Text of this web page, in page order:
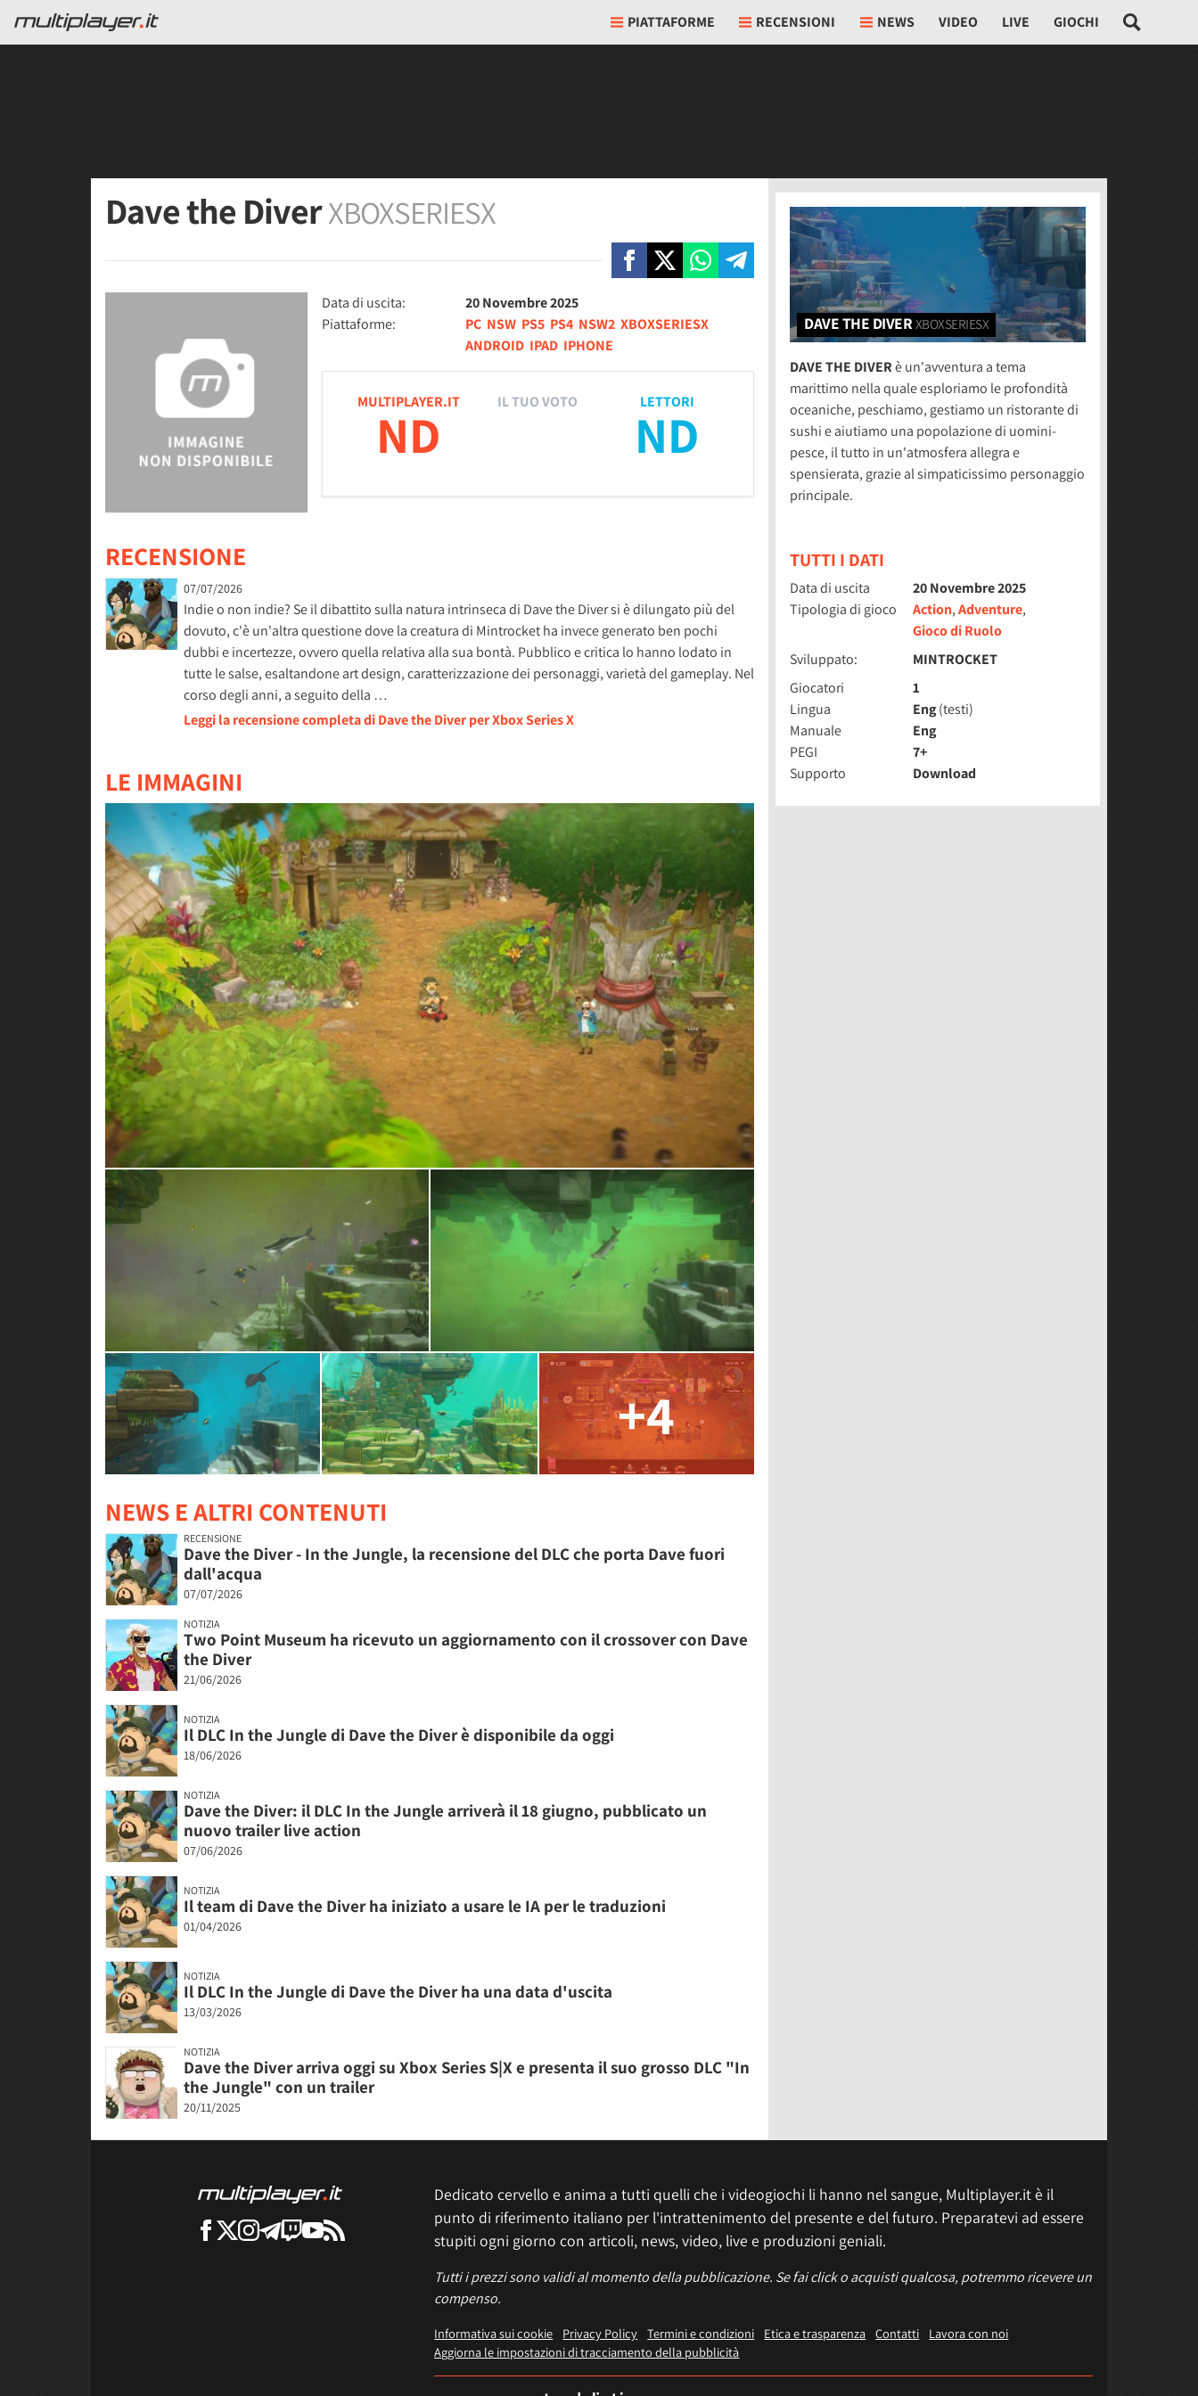
PIATTAFORME RECENSIONI NEWS VIDEO LIVE GIOCHI
Dave the DiverXBOXSERIESX
Data di uscita:
20 Novembre 2025
Piattaforme:
PC NSW PS5 PS4 NSW2 XBOXSERIESX
ANDROID IPAD IPHONE
MULTIPLAYER.IT
ND
LETTORI
ND
IL TUO VOTO
RECENSIONE
07/07/2026
Indie o non indie? Se il dibattito sulla natura intrinseca di Dave the Diver si è dilungato più del
dovuto, c'è un'altra questione dove la creatura di Mintrocket ha invece generato ben pochi
dubbi e incertezze, ovvero quella relativa alla sua bontà. Pubblico e critica lo hanno lodato in
tutte le salse, esaltandone art design, caratterizzazione dei personaggi, varietà del gameplay. Nel
corso degli anni, a seguito della …
Leggi la recensione completa di Dave the Diver per Xbox Series X
LE IMMAGINI
+4
NEWS E ALTRI CONTENUTI
RECENSIONE
Dave the Diver - In the Jungle, la recensione del DLC che porta Dave fuori
dall'acqua
07/07/2026
NOTIZIA
Two Point Museum ha ricevuto un aggiornamento con il crossover con Dave
the Diver
21/06/2026
NOTIZIA
Il DLC In the Jungle di Dave the Diver è disponibile da oggi
18/06/2026
NOTIZIA
Dave the Diver: il DLC In the Jungle arriverà il 18 giugno, pubblicato un
nuovo trailer live action
07/06/2026
NOTIZIA
Il team di Dave the Diver ha iniziato a usare le IA per le traduzioni
01/04/2026
NOTIZIA
Il DLC In the Jungle di Dave the Diver ha una data d'uscita
13/03/2026
NOTIZIA
Dave the Diver arriva oggi su Xbox Series S|X e presenta il suo grosso DLC "In
the Jungle" con un trailer
20/11/2025
DAVE THE DIVERXBOXSERIESX
DAVE THE DIVERè un'avventura a tema
marittimo nella quale esploriamo le profondità
oceaniche, peschiamo, gestiamo un ristorante di
sushi e aiutiamo una popolazione di uomini-
pesce, il tutto in un'atmosfera allegra e
spensierata, grazie al simpaticissimo personaggio
principale.
TUTTI I DATI
Data di uscita
20 Novembre 2025
Tipologia di gioco
Action,Adventure,
Gioco di Ruolo
Sviluppato:
MINTROCKET
Giocatori
1
Lingua
Eng(testi)
Manuale
Eng
PEGI
7+
Supporto
Download
Dedicato cervello e anima a tutti quelli che i videogiochi li hanno nel sangue, Multiplayer.it è il
punto di riferimento italiano per l'intrattenimento del presente e del futuro. Preparatevi ad essere
stupiti ogni giorno con articoli, news, video, live e produzioni geniali.
Tutti i prezzi sono validi al momento della pubblicazione. Se fai click o acquisti qualcosa, potremmo ricevere un
compenso.
Informativa sui cookie Privacy Policy Termini e condizioni Etica e trasparenza Contatti
Lavora con noi
Aggiorna le impostazioni di tracciamento della pubblicità